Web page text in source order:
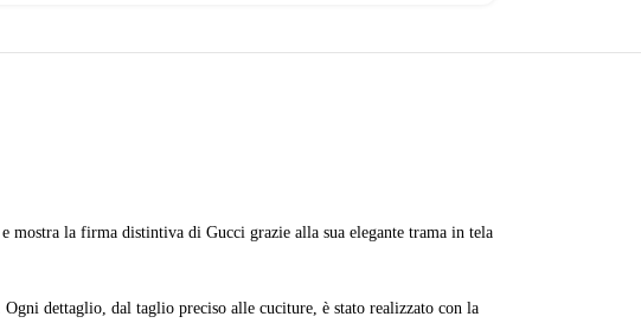
mostra la firma distintiva di Gucci grazie alla sua elegante trama in tela
dettaglio, dal taglio preciso alle cuciture, è stato realizzato con la